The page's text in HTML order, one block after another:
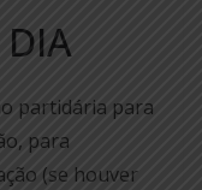
partidária para
para
(se houver